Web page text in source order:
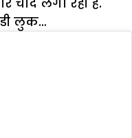
लुक…